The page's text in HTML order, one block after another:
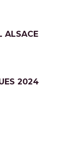
ALSACE
2024